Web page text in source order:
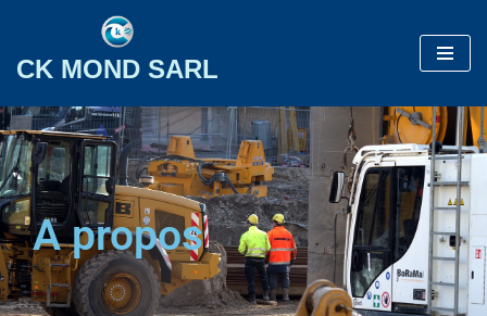
Aller
contenu
CK MOND SARL
A propos